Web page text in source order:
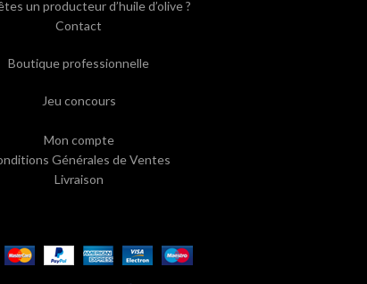
un producteur d’huile d’olive ?
Contact
Boutique professionnelle
Jeu concours
Mon compte
Générales de Ventes
Livraison